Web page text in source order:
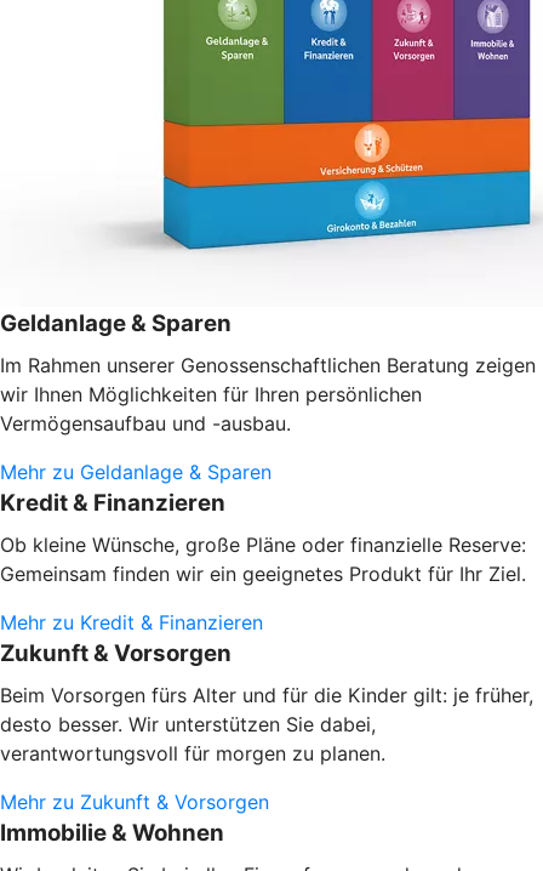
Geldanlage & Sparen
Im Rahmen unserer Genossenschaftlichen Beratung zeigen
wir Ihnen Möglichkeiten für Ihren persönlichen
Vermögensaufbau und -ausbau.
Mehr zu Geldanlage & Sparen
Kredit & Finanzieren
Ob kleine Wünsche, große Pläne oder finanzielle Reserve:
Gemeinsam finden wir ein geeignetes Produkt für Ihr Ziel.
Mehr zu Kredit & Finanzieren
Zukunft & Vorsorgen
Beim Vorsorgen fürs Alter und für die Kinder gilt: je früher,
desto besser. Wir unterstützen Sie dabei,
verantwortungsvoll für morgen zu planen.
Mehr zu Zukunft & Vorsorgen
Immobilie & Wohnen